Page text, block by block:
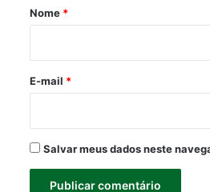
r
*
Nome *
E-mail *
Salvar meus dados neste